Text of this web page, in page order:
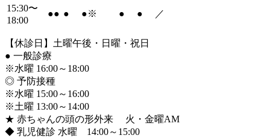
15:30〜
18:00
●● ● ●※ ● ● ／
【休診日】土曜午後・日曜・祝日
● 一般診療
※水曜 16:00～18:00
◎ 予防接種
※水曜 15:00～16:00
※土曜 13:00～14:00
★ 赤ちゃんの頭の形外来 火・金曜AM
◆ 乳児健診 水曜 14:00～15:00